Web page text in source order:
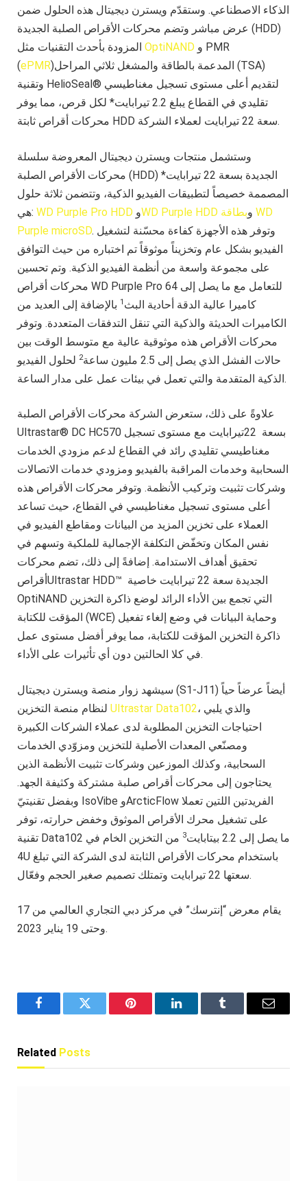
الذكاء الاصطناعي. وستقدّم ويسترن ديجيتال هذه الحلول ضمن
عرض مباشر وتضم محركات الأقراص الصلبة الجديدة (HDD)
OptiNAND
(ePMR)المدعمة بالطاقة والمشغل ثلاثي المراحل (TSA)
وتقنية HelioSeal® لتقديم أعلى مستوى تسجيل مغناطيسي
تقليدي في القطاع يبلغ 2.2 تيرابايت* لكل قرص، مما يوفر
محركات أقراص ثابتة HDD سعة 22 تيرابايت لعملاء الشركة.
وستشمل منتجات ويسترن ديجيتال المعروضة سلسلة
محركات الأقراص الصلبة (HDD) الجديدة بسعة 22 تيرابايت*
المصممة خصيصاً لتطبيقات الفيديو الذكية، وتتضمن ثلاثة حلول
هي: WD Purple Pro HDD وWD Purple HDD وبطاقة WD
Purple microSD. وتوفر هذه الأجهزة كفاءة محسّنة لتشغيل
الفيديو بشكل عام وتخزيناً موثوقاً تم اختباره من حيث التوافق
على مجموعة واسعة من أنظمة الفيديو الذكية. وتم تحسين
محركات أقراص WD Purple Pro للتعامل مع ما يصل إلى 64
كاميرا عالية الدقة أحادية البث 1 بالإضافة إلى العديد من
الكاميرات الحديثة والذكية التي تنقل التدفقات المتعددة. وتوفر
محركات الأقراص هذه موثوقية عالية مع متوسط الوقت بين
حالات الفشل الذي يصل إلى 2.5 مليون ساعة
2 لحلول الفيديو
الذكية المتقدمة والتي تعمل في بيئات عمل على مدار الساعة.
علاوةً على ذلك، ستعرض الشركة محركات الأقراص الصلبة
Ultrastar® DC HC570 بسعة 22تيرابايت مع مستوى تسجيل
مغناطيسي تقليدي رائد في القطاع لدعم مزودي الخدمات
السحابية وخدمات المراقبة بالفيديو ومزودي خدمات الاتصالات
وشركات تثبيت وتركيب الأنظمة. وتوفر محركات الأقراص هذه
أعلى مستوى تسجيل مغناطيسي في القطاع، حيث تساعد
العملاء على تخزين المزيد من البيانات ومقاطع الفيديو في
نفس المكان وتخفّض التكلفة الإجمالية للملكية وتسهم في
تحقيق أهداف الاستدامة. إضافةً إلى ذلك، تضم محركات
أقراصUltrastar HDD™ الجديدة سعة 22 تيرابايت خاصية
OptiNAND التي تجمع بين الأداء الرائد لوضع ذاكرة التخزين
المؤقت للكتابة (WCE) وحماية البيانات في وضع إلغاء تفعيل
ذاكرة التخزين المؤقت للكتابة، مما يوفر أفضل مستوى عمل
في كلا الحالتين دون أي تأثيرات على الأداء.
سيشهد زوار منصة ويسترن ديجيتال (S1-J11) أيضاً عرضاً حياً
Ultrastar Data102، والذي يلبي
احتياجات التخزين المطلوبة لدى عملاء الشركات الكبيرة
ومصنّعي المعدات الأصلية للتخزين ومزوّدي الخدمات
السحابية، وكذلك الموزعين وشركات تثبيت الأنظمة الذين
يحتاجون إلى محركات أقراص صلبة مشتركة وكثيفة الجهد.
وبفضل تقنيتيّ IsoVibe وArcticFlow الفريدتين اللتين تعملا
على تشغيل محرك الأقراص الموثوق وخفض حرارته، توفر
تقنية Data102 ما يصل إلى 2.2 بيتابايت
3 من التخزين الخام في
4U باستخدام محركات الأقراص الثابتة لدى الشركة التي تبلغ
سعتها 22 تيرابايت وتمتلك تصميم صغير الحجم وفعّال.
يقام معرض “إنترسك” في مركز دبي التجاري العالمي من 17
وحتى 19 يناير 2023.
FacebookTwitter Pinterest LinkedInTumblr Email
Related Posts